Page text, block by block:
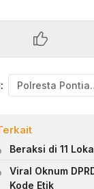
Beraksi di 11
Viral Oknum
Kode Etik